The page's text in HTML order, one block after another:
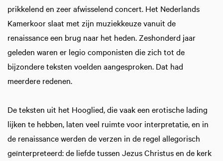
prikkelend en zeer afwisselend concert. Het Nederlands
Kamerkoor slaat met zijn muziekkeuze vanuit de
renaissance een brug naar het heden. Zeshonderd jaar
geleden waren er legio componisten die zich tot de
bijzondere teksten voelden aangesproken. Dat had
meerdere redenen.
De teksten uit het Hooglied, die vaak een erotische lading
lijken te hebben, laten veel ruimte voor interpretatie, en in
de renaissance werden de verzen in de regel allegorisch
geïnterpreteerd: de liefde tussen Jezus Christus en de kerk